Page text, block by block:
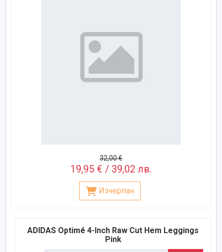
32,00 €
19,95 € / 39,02 лв.
Изчерпан
ADIDAS Optimé 4-Inch Raw Cut Hem Leggings
Pink